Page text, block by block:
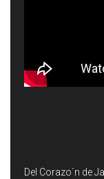
Del Corazo´n de